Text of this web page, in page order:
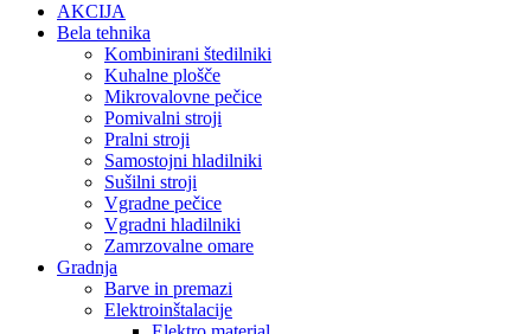
AKCIJA
Bela tehnika
Kombinirani štedilniki
Kuhalne plošče
Mikrovalovne pečice
Pomivalni stroji
Pralni stroji
Samostojni hladilniki
Sušilni stroji
Vgradne pečice
Vgradni hladilniki
Zamrzovalne omare
Gradnja
Barve in premazi
Elektroinštalacije